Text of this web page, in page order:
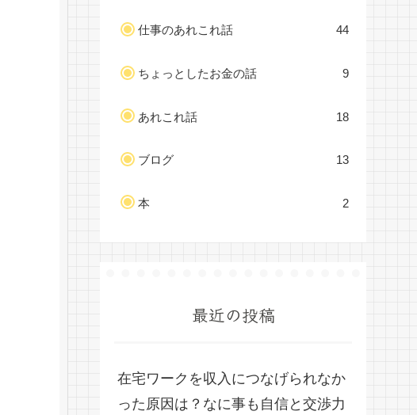
仕事のあれこれ話 44
ちょっとしたお金の話 9
あれこれ話 18
ブログ 13
本 2
最近の投稿
在宅ワークを収入につなげられなか
った原因は？なに事も自信と交渉力